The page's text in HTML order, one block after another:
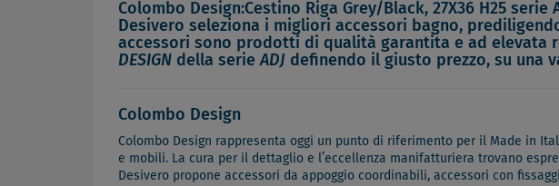
Colombo Design:Cestino Riga Grey/Black, 27X36 H25 serie
Desivero seleziona i migliori accessori bagno,
accessori sono prodotti di qualità garantita e ad elevata
DESIGN della serieADJ definendo il giusto prezzo, su una
Colombo Design
Colombo Design rappresenta oggi un punto di riferimento per il Made in
e mobili. La cura per il dettaglio e l’eccellenza manifatturiera trovano
Desivero propone accessori da appoggio coordinabili, accessori con